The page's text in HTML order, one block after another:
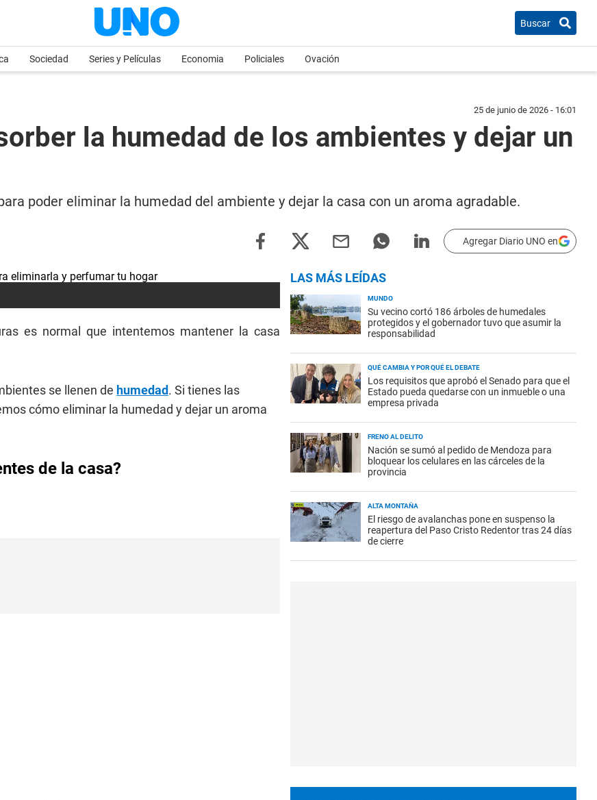
Buscar
Sociedad Series y Películas Economia Policiales Ovación
25 de junio de 2026 - 16:01
la humedad de los ambientes y dejar un
poder eliminar la humedad del ambiente y dejar la casa con un aroma agradable.
Agregar Diario UNO en
es normal que intentemos mantener la casa
se llenen de humedad. Si tienes las
cómo eliminar la humedad y dejar un aroma
de la casa?
LAS MÁS LEÍDAS
MUNDO
Su vecino cortó 186 árboles de humedales
protegidos y el gobernador tuvo que asumir la
responsabilidad
QUÉ CAMBIA Y POR QUÉ EL DEBATE
Los requisitos que aprobó el Senado para que el
Estado pueda quedarse con un inmueble o una
empresa privada
FRENO AL DELITO
Nación se sumó al pedido de Mendoza para
bloquear los celulares en las cárceles de la
provincia
ALTA MONTAÑA
El riesgo de avalanchas pone en suspenso la
reapertura del Paso Cristo Redentor tras 24 días
de cierre